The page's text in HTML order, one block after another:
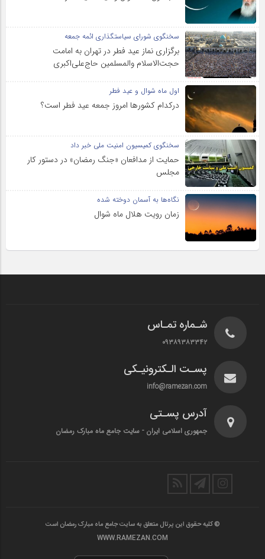
سخنگوی شورای سیاستگذاری ائمه جمعه
برگزاری نماز عید فطر در تهران به امامت
حجت‌الاسلام والمسلمین حاج‌علی‌اکبری
اول ماه شوال و عید فطر
درکدام کشورها امروز جمعه عید فطر است؟
سخنگوی کمیسیون امنیت ملی خبر داد
حمایت از مدافعان «جنگ رمضان» در دستور کار
مجلس
نگاه‌ها به آسمان دوخته شده
زمان رویت هلال ماه شوال
شـماره تمـاس
۰۹۳۸۹۳۸۳۳۴۲
پسـت الـکترونیـکی
info@ramezan.com
آدرس پسـتی
جمهوری اسلامی ایران - سایت جامع ماه مبارک رمضان
© کلیه حقوق این پرتال متعلق به سایت جامع ماه مبارک رمضان است
WWW.RAMEZAN.COM